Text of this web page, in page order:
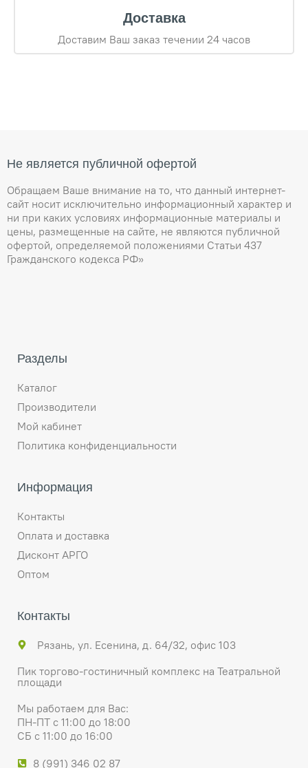
Доставка
Доставим Ваш заказ течении 24 часов
Не является публичной офертой
Обращаем Ваше внимание на то, что данный интернет-
сайт носит исключительно информационный характер и
ни при каких условиях информационные материалы и
цены, размещенные на сайте, не являются публичной
офертой, определяемой положениями Статьи 437
Гражданского кодекса РФ»
Разделы
Каталог
Производители
Мой кабинет
Политика конфиденциальности
Информация
Контакты
Оплата и доставка
Дисконт АРГО
Оптом
Контакты
Рязань, ул. Есенина, д. 64/32, офис 103
Пик торгово-гостиничный комплекс на Театральной
площади
Мы работаем для Вас:
ПН-ПТ с 11:00 до 18:00
СБ с 11:00 до 16:00
8 (991) 346 02 87